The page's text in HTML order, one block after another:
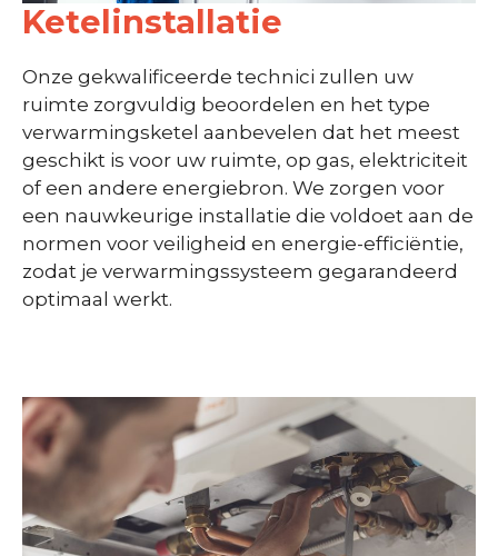
Ketelinstallatie
Onze gekwalificeerde technici zullen uw
ruimte zorgvuldig beoordelen en het type
verwarmingsketel aanbevelen dat het meest
geschikt is voor uw ruimte, op gas, elektriciteit
of een andere energiebron. We zorgen voor
een nauwkeurige installatie die voldoet aan de
normen voor veiligheid en energie-efficiëntie,
zodat je verwarmingssysteem gegarandeerd
optimaal werkt.